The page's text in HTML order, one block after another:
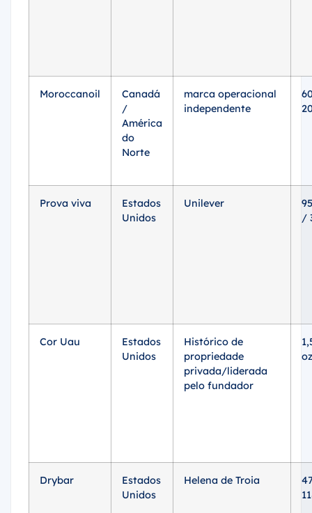
Moroccanoil
Canadá
/
América
do
Norte
marca operacional
independente
Prova viva
Estados
Unidos
Unilever
/
Cor Uau
Estados
Unidos
Histórico de
propriedade
privada/liderada
pelo fundador
oz
Drybar
Estados
Unidos
Helena de Troia